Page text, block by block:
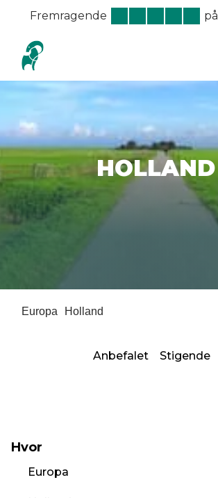
Fremragende på
HOLLAND
Europa Holland
Anbefalet Stigende
Hvor
Europa